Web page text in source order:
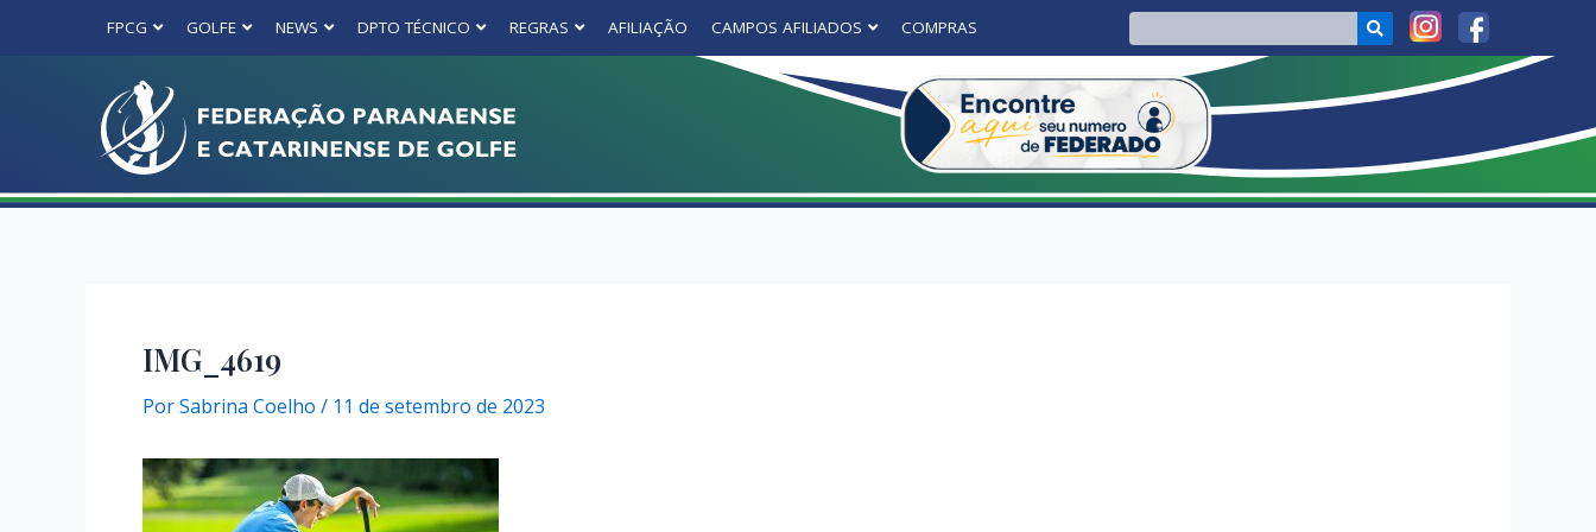
FPCG GOLFE NEWS DPTO TÉCNICO REGRAS AFILIAÇÃO CAMPOS AFILIADOS COMPRAS
IMG_4619
PorSabrina Coelho / 11 de setembro de 2023